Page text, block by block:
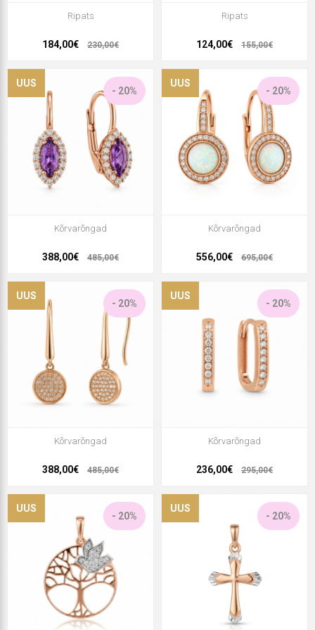
Ripats
184,00€ 230,00€
Ripats
124,00€ 155,00€
- 20%
UUS
Kõrvarõngad
388,00€ 485,00€
- 20%
UUS
Kõrvarõngad
556,00€ 695,00€
- 20%
UUS
Kõrvarõngad
388,00€ 485,00€
- 20%
UUS
Kõrvarõngad
236,00€ 295,00€
- 20%
UUS
- 20%
UUS